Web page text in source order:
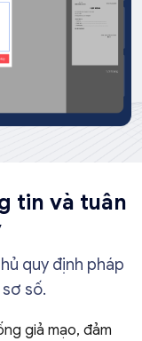
tin và tuân
quy định pháp
số.
giả mạo, đảm